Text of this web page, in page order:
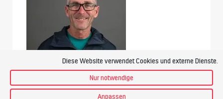
Jörn Heller
Diese Website verwendet Cookies und externe Dienste.
Nur notwendige
Anpassen